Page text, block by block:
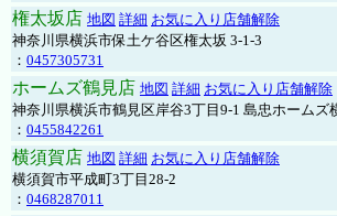
権太坂店 地図 詳細 お気に入り店舗解除
神奈川県横浜市保土ケ谷区権太坂 3-1-3
： 0457305731
ホームズ鶴見店 地図 詳細 お気に入り店舗解除
神奈川県横浜市鶴見区岸谷3丁目9-1 島忠ホームズ
： 0455842261
横須賀店 地図 詳細 お気に入り店舗解除
横須賀市平成町3丁目28-2
： 0468287011